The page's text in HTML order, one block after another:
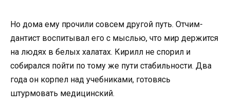
Но дома ему прочили совсем другой путь. Отчим-
дантист воспитывал его с мыслью, что мир держится
на людях в белых халатах. Кирилл не спорил и
собирался пойти по тому же пути стабильности. Два
года он корпел над учебниками, готовясь
штурмовать медицинский.